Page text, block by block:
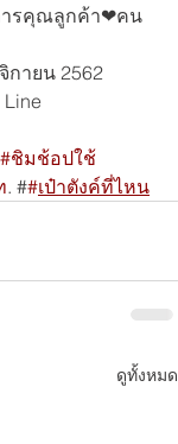
ารคุณลูกค้า❤คน
กายน 2562
#ชิมช้อปใช้
. ##เป๋าตังค์ที่ไหน
ดูทั้งหมด